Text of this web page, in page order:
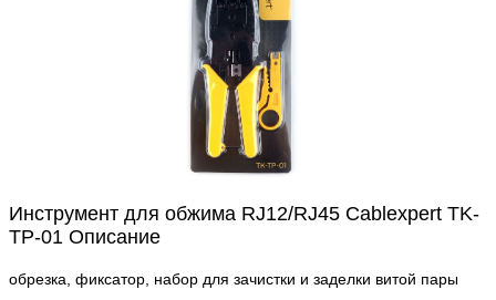
Инструмент для обжима RJ12/RJ45 Cablexpert TK-
TP-01 Описание
обрезка, фиксатор, набор для зачистки и заделки витой пары